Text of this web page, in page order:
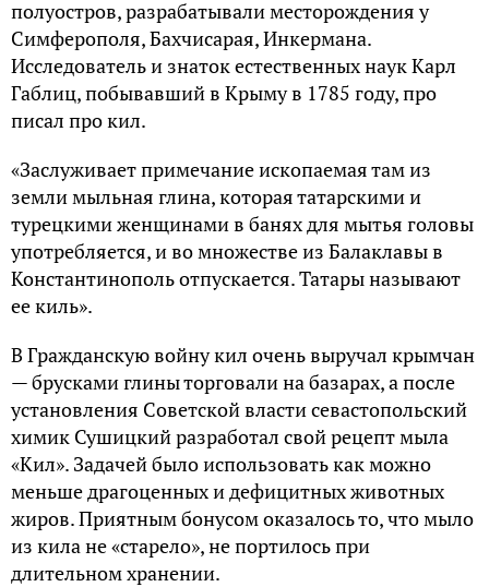
полуостров, разрабатывали месторождения у
Симферополя, Бахчисарая, Инкермана.
Исследователь и знаток естественных наук Карл
Габлиц, побывавший в Крыму в 1785 году, про
писал про кил.
«Заслуживает примечание ископаемая там из
земли мыльная глина, которая татарскими и
турецкими женщинами в банях для мытья головы
употребляется, и во множестве из Балаклавы в
Константинополь отпускается. Татары называют
ее киль».
В Гражданскую войну кил очень выручал крымчан
— брусками глины торговали на базарах, а после
установления Советской власти севастопольский
химик Сушицкий разработал свой рецепт мыла
«Кил». Задачей было использовать как можно
меньше драгоценных и дефицитных животных
жиров. Приятным бонусом оказалось то, что мыло
из кила не «старело», не портилось при
длительном хранении.